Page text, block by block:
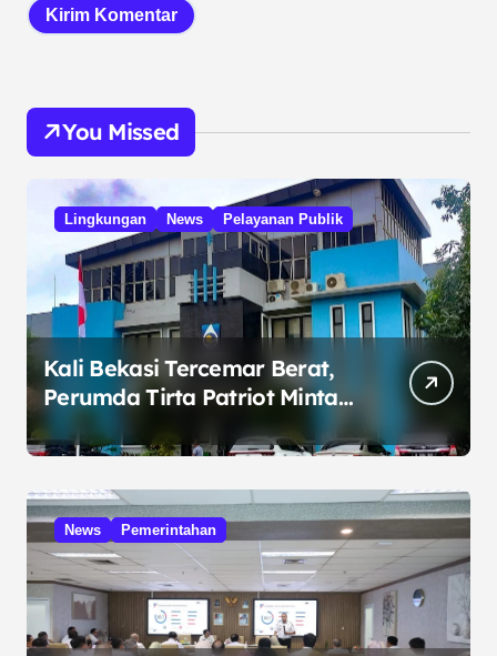
You Missed
Lingkungan News Pelayanan Publik
Kali Bekasi Tercemar Berat,
Perumda Tirta Patriot Minta
Maaf atas Penurunan Kualitas
Air
News Pemerintahan